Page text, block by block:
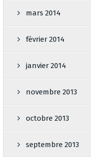
mars 2014
février 2014
janvier 2014
novembre 2013
octobre 2013
septembre 2013